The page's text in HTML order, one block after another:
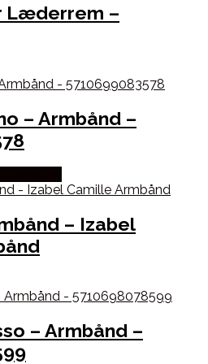
Læderrem –
– Armbånd –
– Izabel
– Armbånd –